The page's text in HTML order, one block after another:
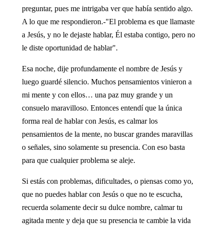
preguntar, pues me intrigaba ver que había sentido algo.
A lo que me respondieron.-"El problema es que llamaste
a Jesús, y no le dejaste hablar, Él estaba contigo, pero no
le diste oportunidad de hablar".
Esa noche, dije profundamente el nombre de Jesús y
luego guardé silencio. Muchos pensamientos vinieron a
mi mente y con ellos… una paz muy grande y un
consuelo maravilloso. Entonces entendí que la única
forma real de hablar con Jesús, es calmar los
pensamientos de la mente, no buscar grandes maravillas
o señales, sino solamente su presencia. Con eso basta
para que cualquier problema se aleje.
Si estás con problemas, dificultades, o piensas como yo,
que no puedes hablar con Jesús o que no te escucha,
recuerda solamente decir su dulce nombre, calmar tu
agitada mente y deja que su presencia te cambie la vida